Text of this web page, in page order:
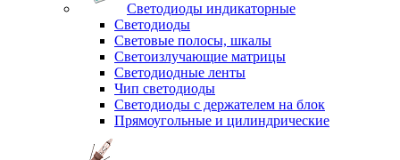
Светодиоды индикаторные
Светодиоды
Световые полосы, шкалы
Светоизлучающие матрицы
Светодиодные ленты
Чип светодиоды
Светодиоды с держателем на блок
Прямоугольные и цилиндрические